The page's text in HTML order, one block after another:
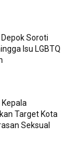
Soroti
Isu LGBTQ
Kepala
Target Kota
Seksual